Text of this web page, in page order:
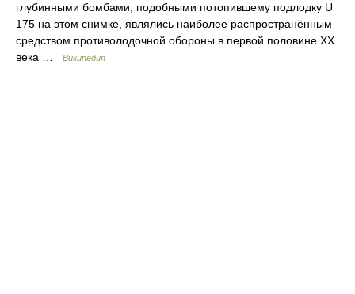
глубинными бомбами, подобными потопившему подлодку U
175 на этом снимке, являлись наиболее распространённым
средством противолодочной обороны в первой половине XX
века …
Википедия